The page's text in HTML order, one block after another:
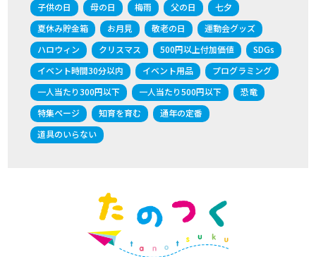
子供の日
母の日 梅雨 父の日
七夕
夏休み貯金箱
お月見 敬老の日
運動会グッズ
ハロウィン
クリスマス 500円以上付加価値
SDGs
イベント時間30分以内
イベント用品
プログラミング
一人当たり300円以下
一人当たり500円以下
恐竜
特集ページ
知育を育む
通年の定番
道具のいらない